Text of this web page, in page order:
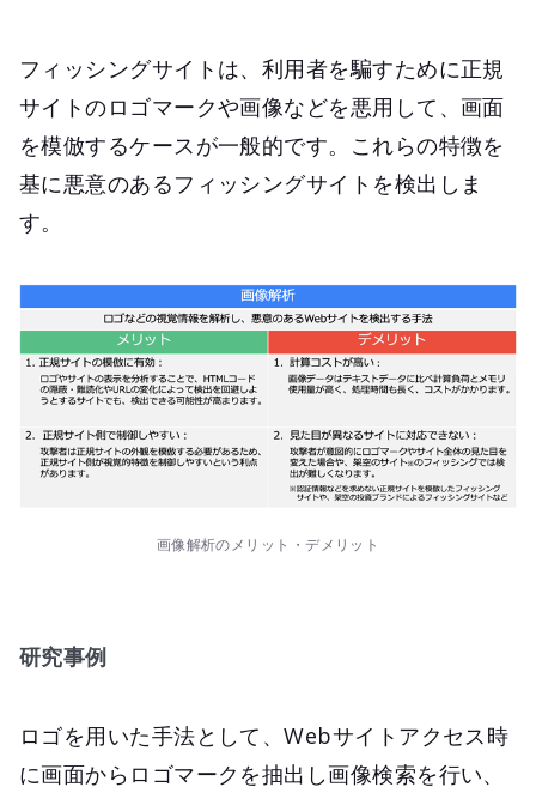
フィッシングサイトは、利用者を騙すために正規
サイトのロゴマークや画像などを悪用して、画面
を模倣するケースが一般的です。これらの特徴を
基に悪意のあるフィッシングサイトを検出しま
す。
画像解析のメリット・デメリット
研究事例
ロゴを用いた手法として、Webサイトアクセス時
に画面からロゴマークを抽出し画像検索を行い、